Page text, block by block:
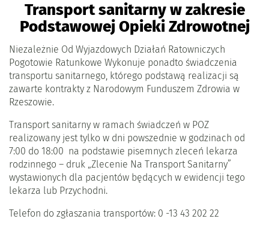
Transport sanitarny w zakresie
Podstawowej Opieki Zdrowotnej
Niezależnie Od Wyjazdowych Działań Ratowniczych
Pogotowie Ratunkowe Wykonuje ponadto świadczenia
transportu sanitarnego, którego podstawą realizacji są
zawarte kontrakty z Narodowym Funduszem Zdrowia w
Rzeszowie.
Transport sanitarny w ramach świadczeń w POZ
realizowany jest tylko w dni powszednie w godzinach od
7:00 do 18:00 na podstawie pisemnych zleceń lekarza
rodzinnego – druk „Zlecenie Na Transport Sanitarny”
wystawionych dla pacjentów będących w ewidencji tego
lekarza lub Przychodni.
Telefon do zgłaszania transportów: 0 -13 43 202 22